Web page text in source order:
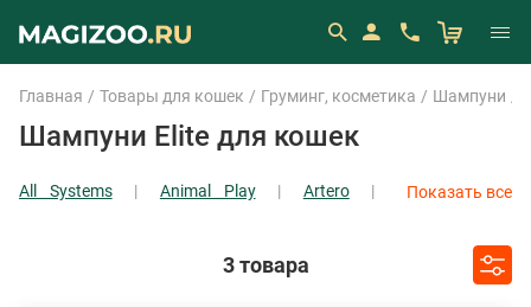
Главная Товары для кошек Груминг, косметика Шампуни
Шампуни Elite для кошек
All Systems Animal Play
Artero
Показать все
3 товара